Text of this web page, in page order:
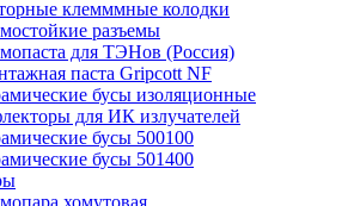
клемммные колодки
разъемы
для ТЭНов (Россия)
паста Gripcott NF
бусы изоляционные
для ИК излучателей
бусы 500100
бусы 501400
хомутовая